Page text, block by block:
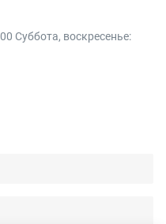
Суббота, воскресенье: